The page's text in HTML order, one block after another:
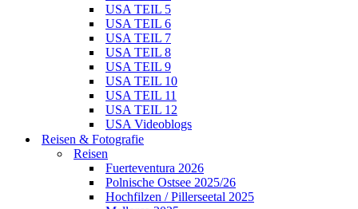
USA TEIL 5
USA TEIL 6
USA TEIL 7
USA TEIL 8
USA TEIL 9
USA TEIL 10
USA TEIL 11
USA TEIL 12
USA Videoblogs
Reisen & Fotografie
Reisen
Fuerteventura 2026
Polnische Ostsee 2025/26
Hochfilzen / Pillerseetal 2025